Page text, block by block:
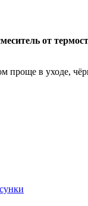
от
проще в уходе,